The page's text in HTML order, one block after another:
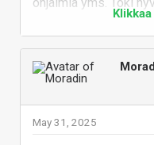
pystyy vaihtamaan
ylä että alapuolelta
käyttää langallisia
laitteiden kuten
usb hubia ja vetänyt
tyylillä sekä
May 31, 2025